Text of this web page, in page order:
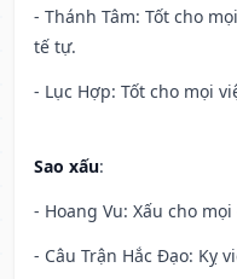
- Thánh Tâm: Tốt cho
tế tự.
- Lục Hợp: Tốt cho mọi
Sao xấu:
- Hoang Vu: Xấu cho
- Câu Trận Hắc Đạo: Kỵ